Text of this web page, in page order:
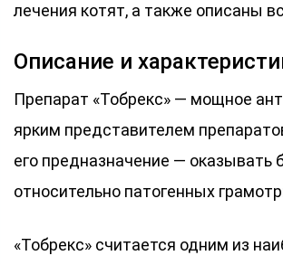
лечения котят, а также описаны
Описание и
Препарат «Тобрекс» — мощное
ярким представителем
его предназначение — оказывать
относительно патогенных
«Тобрекс» считается одним из